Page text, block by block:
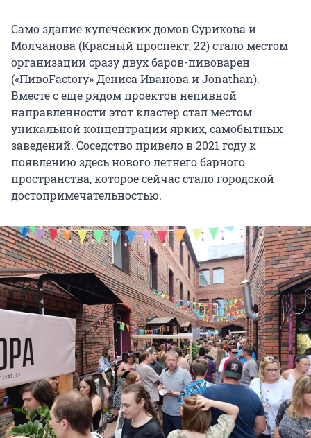
Само здание купеческих домов Сурикова и
Молчанова (Красный проспект, 22) стало местом
организации сразу двух баров-пивоварен
(«ПивоFactory» Дениса Иванова и Jonathan).
Вместе с еще рядом проектов непивной
направленности этот кластер стал местом
уникальной концентрации ярких, самобытных
заведений. Соседство привело в 2021 году к
появлению здесь нового летнего барного
пространства, которое сейчас стало городской
достопримечательностью.